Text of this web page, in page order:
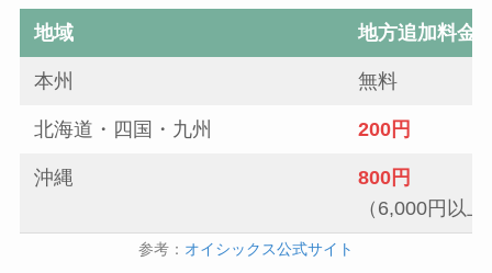
地域 地方追加料金
本州 無料
北海道・四国・九州 200円
沖縄
800円
（6,000円以
参考： オイシックス公式サイト